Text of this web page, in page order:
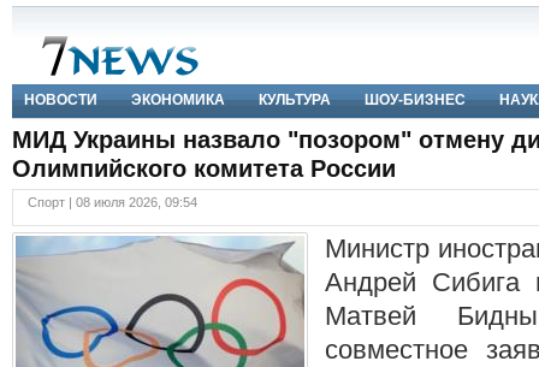
НОВОСТИ ЭКОНОМИКА КУЛЬТУРА ШОУ-БИЗНЕС
МИД Украины назвало "позором" отмену
Олимпийского комитета России
Спорт | 08 июля 2026, 09:54
Министр
Андрей Сибига
Матвей
совместное